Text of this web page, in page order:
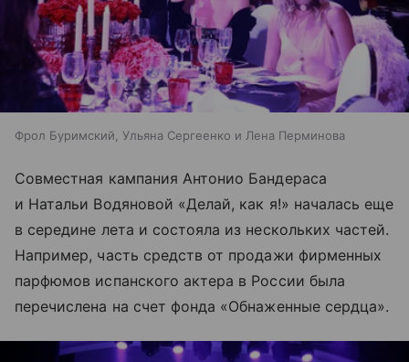
Фрол Буримский, Ульяна Сергеенко и Лена Перминова
Совместная кампания Антонио Бандераса
и Натальи Водяновой «Делай, как я!» началась еще
в середине лета и состояла из нескольких частей.
Например, часть средств от продажи фирменных
парфюмов испанского актера в России была
перечислена на счет фонда «Обнаженные сердца».